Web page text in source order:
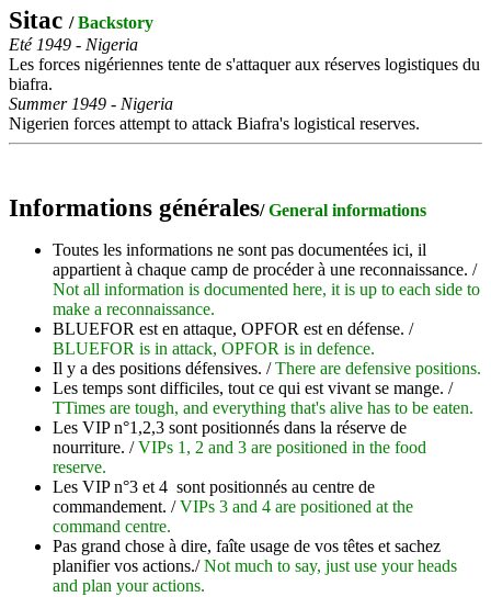
Sitac /Backstory
Eté 1949 - Nigeria
Les forces nigériennes tente de s'attaquer aux réserves logistiques du
biafra.
Summer 1949 - Nigeria
Nigerien forces attempt to attack Biafra's logistical reserves.
Informations générales/General informations
Toutes les informations ne sont pas documentées ici, il
appartient à chaque camp de procéder à une reconnaissance. /
Not all information is documented here, it is up to each side to
make a reconnaissance.
BLUEFOR est en attaque, OPFOR est en défense. /
BLUEFOR is in attack, OPFOR is in defence.
Il y a des positions défensives. /There are defensive positions.
Les temps sont difficiles, tout ce qui est vivant se mange. /
TTimes are tough, and everything that's alive has to be eaten.
Les VIP n°1,2,3 sont positionnés dans la réserve de
nourriture. /VIPs 1, 2 and 3 are positioned in the food
reserve.
Les VIP n°3 et 4 sont positionnés au centre de
commandement. /VIPs 3 and 4 are positioned at the
command centre.
Pas grand chose à dire, faîte usage de vos têtes et sachez
planifier vos actions./Not much to say, just use your heads
and plan your actions.